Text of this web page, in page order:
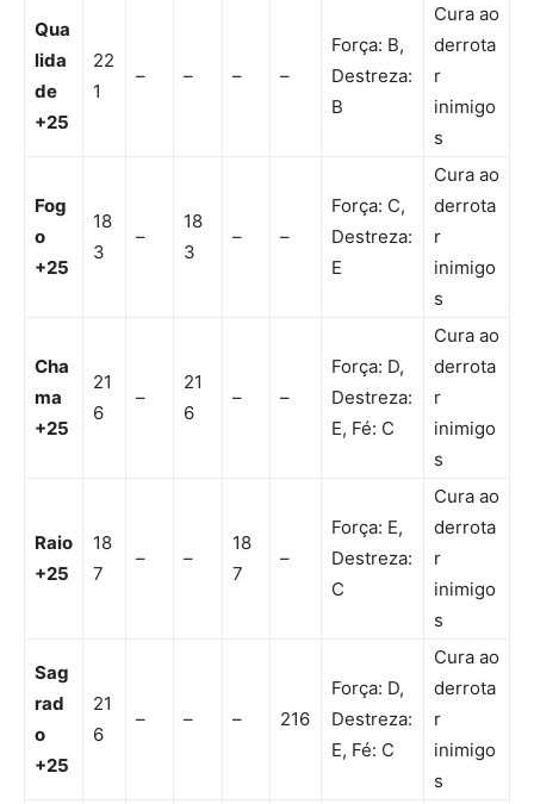
Qua
lida
de
+25
22
1
– – – –
Força: B,
Destreza:
B
Cura ao
derrota
r
inimigo
s
Fog
o
+25
18
3
–
18
3
– –
Força: C,
Destreza:
E
Cura ao
derrota
r
inimigo
s
Cha
ma
+25
21
6
–
21
6
– –
Força: D,
Destreza:
E, Fé: C
Cura ao
derrota
r
inimigo
s
Raio
+25
18
7
– –
18
7
–
Força: E,
Destreza:
C
Cura ao
derrota
r
inimigo
s
Sag
rad
o
+25
21
6
– – – 216
Força: D,
Destreza:
E, Fé: C
Cura ao
derrota
r
inimigo
s